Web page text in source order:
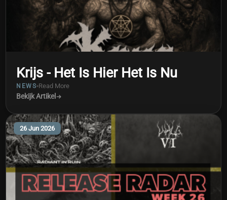
Krijs - Het Is Hier Het Is Nu
NEWS Read More
Bekijk Artikel
26 Jun 2026